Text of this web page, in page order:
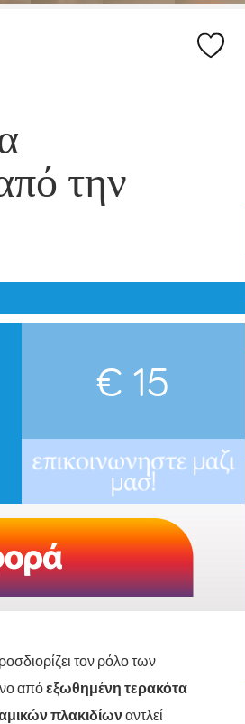
την
€ 15
τον ρόλο των
απόεξωθημένη τερακότα
πλακιδίωναντλεί